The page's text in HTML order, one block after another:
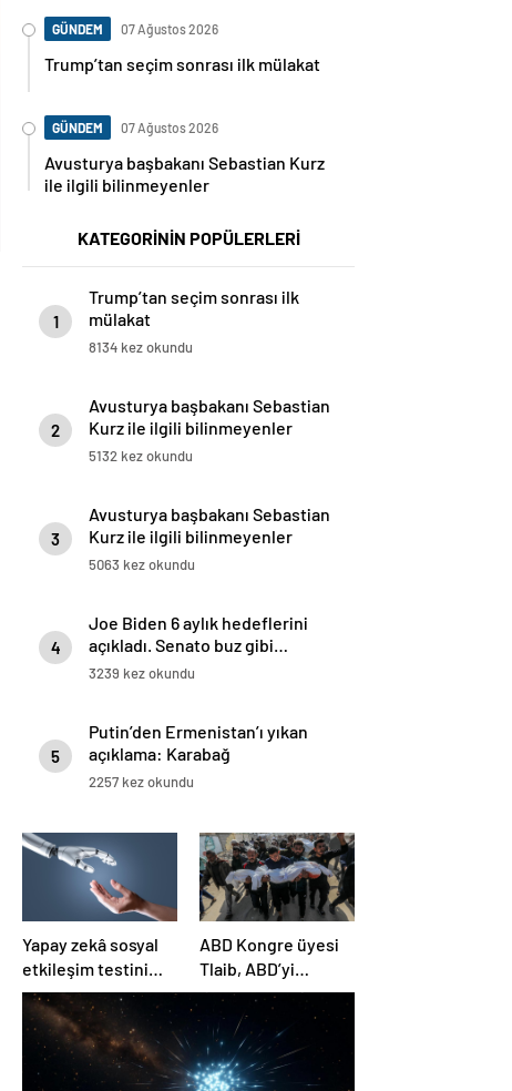
GÜNDEM 07 Ağustos 2026
Trump’tan seçim sonrası ilk mülakat
GÜNDEM 07 Ağustos 2026
Avusturya başbakanı Sebastian Kurz
ile ilgili bilinmeyenler
KATEGORİNİN POPÜLERLERİ
1
Trump’tan seçim sonrası ilk
mülakat
8134 kez okundu
2
Avusturya başbakanı Sebastian
Kurz ile ilgili bilinmeyenler
5132 kez okundu
3
Avusturya başbakanı Sebastian
Kurz ile ilgili bilinmeyenler
5063 kez okundu
4
Joe Biden 6 aylık hedeflerini
açıkladı. Senato buz gibi…
3239 kez okundu
5
Putin’den Ermenistan’ı yıkan
açıklama: Karabağ
Azerbaycan’ın ayrılmaz bir
2257 kez okundu
Yapay zekâ sosyal
etkileşim testini
geçemedi
ABD Kongre üyesi
Tlaib, ABD’yi
Filistin’deki
“soykırımda suç
ortağı” olmakla
itham etti